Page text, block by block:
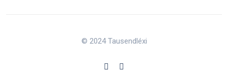
© 2024 Tausendléxi